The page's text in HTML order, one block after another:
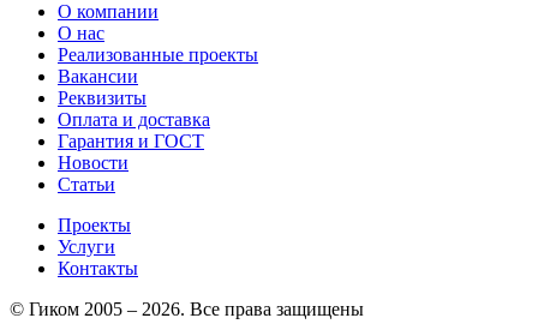
О компании
О нас
Реализованные проекты
Вакансии
Реквизиты
Оплата и доставка
Гарантия и ГОСТ
Новости
Статьи
Проекты
Услуги
Контакты
© Гиком 2005 – 2026. Все права защищены